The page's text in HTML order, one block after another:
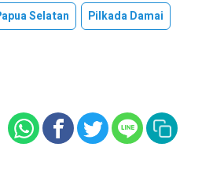
Selatan Pilkada Damai